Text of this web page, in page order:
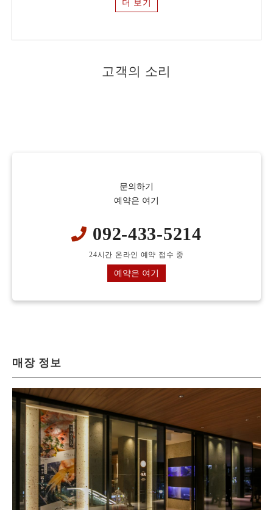
더 보기
고객의 소리
문의하기
예약은 여기
092-433-5214
24시간 온라인 예약 접수 중
예약은 여기
매장 정보